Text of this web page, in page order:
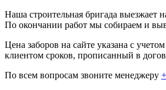
Наша строительная бригада выезжает
По окончании работ мы собираем и
Цена заборов на сайте указана с
клиентом сроков, прописанный в
По всем вопросам звоните менеджеру